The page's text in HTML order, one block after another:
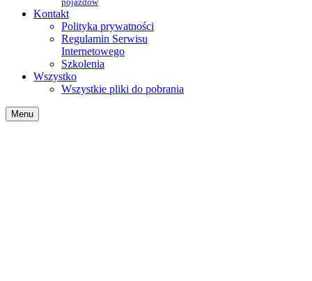
Kontakt
Polityka prywatności
Regulamin Serwisu
Internetowego
Szkolenia
Wszystko
Wszystkie pliki do pobrania
Menu